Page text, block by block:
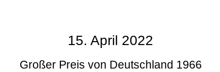
15. April 2022
Großer Preis von Deutschland 1966